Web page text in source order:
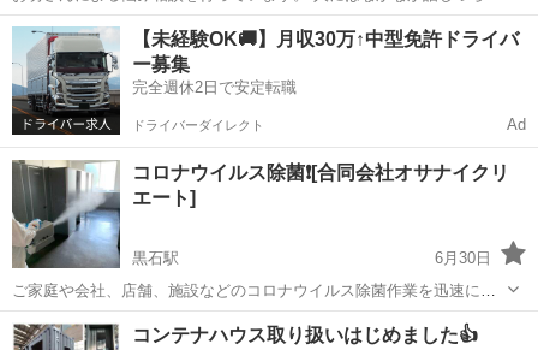
ことや、頭の中で整理できずにモヤモヤしていることを、そのまま言
葉にしてみませんか。 人間関係、夫婦・家族の問題、仕事の悩み、将
来への不安、気持ちの落ち込みなど...
青森 弘前市 中央弘前駅 その他 夫婦
【未経験OK🚚】月収30万↑中型免許ドライバ
ー募集
完全週休2日で安定転職
ドライバーダイレクト Ad
コロナウイルス除菌❗️[合同会社オサナイクリ
エート]
黒石駅
6月30日
ご家庭や会社、店舗、施設などのコロナウイルス除菌作業を迅速に格
安で行います。見積りは無料ですので、お気軽にお問い合わせ下さ
い。 ホームページ https://osanai-create.jp/
青森 黒石市 黒石駅 その他 無料
コンテナハウス取り扱いはじめました👍